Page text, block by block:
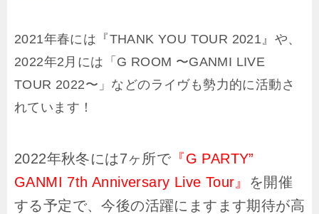
2021年春には『THANK YOU TOUR 2021』や、
2022年2月には「G ROOM 〜GANMI LIVE
TOUR 2022〜」などのライヴも勢力的に活動さ
れています！
2022年秋冬には7ヶ所で『G PARTY”
GANMI 7th Anniversary Live Tour』 を開催
する予定で、今後の活躍にますます期待が高